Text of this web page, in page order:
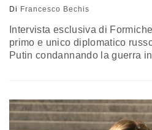
Di Francesco Bechis
Intervista esclusiva di
primo e unico diplomatico
Putin condannando la guerra
all’Occidente nella tempesta